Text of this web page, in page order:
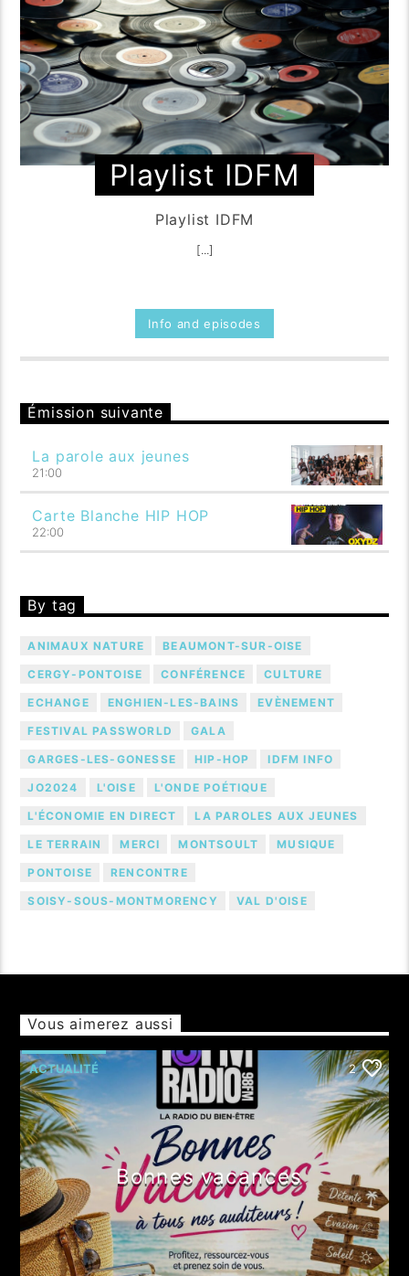
Playlist IDFM
Playlist IDFM
[...]
Info and episodes
Émission suivante
La parole aux jeunes
21:00
Carte Blanche HIP HOP
22:00
By tag
ANIMAUX NATURE BEAUMONT-SUR-OISE
CERGY-PONTOISE CONFÉRENCE CULTURE
ECHANGE ENGHIEN-LES-BAINS EVÈNEMENT
FESTIVAL PASSWORLD GALA
GARGES-LES-GONESSE HIP-HOP IDFM INFO
JO2024 L'OISE L'ONDE POÉTIQUE
L'ÉCONOMIE EN DIRECT LA PAROLES AUX JEUNES
LE TERRAIN MERCI MONTSOULT MUSIQUE
PONTOISE RENCONTRE
SOISY-SOUS-MONTMORENCY VAL D'OISE
Vous aimerez aussi
ACTUALITÉ 2
Bonnes vacances